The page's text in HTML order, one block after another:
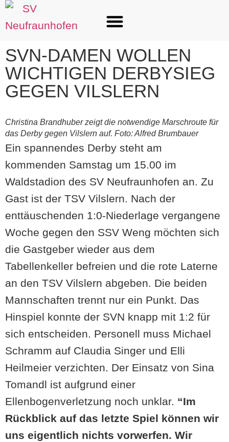
SVN-DAMEN WOLLEN
WICHTIGEN DERBYSIEG
GEGEN VILSLERN
Christina Brandhuber zeigt die notwendige Marschroute für
das Derby gegen Vilslern auf. Foto: Alfred Brumbauer
Ein spannendes Derby steht am
kommenden Samstag um 15.00 im
Waldstadion des SV Neufraunhofen an. Zu
Gast ist der TSV Vilslern. Nach der
enttäuschenden 1:0-Niederlage vergangene
Woche gegen den SSV Weng möchten sich
die Gastgeber wieder aus dem
Tabellenkeller befreien und die rote Laterne
an den TSV Vilslern abgeben. Die beiden
Mannschaften trennt nur ein Punkt. Das
Hinspiel konnte der SVN knapp mit 1:2 für
sich entscheiden. Personell muss Michael
Schramm auf Claudia Singer und Elli
Heilmeier verzichten. Der Einsatz von Sina
Tomandl ist aufgrund einer
Ellenbogenverletzung noch unklar. “Im
Rückblick auf das letzte Spiel können wir
uns eigentlich nichts vorwerfen. Wir